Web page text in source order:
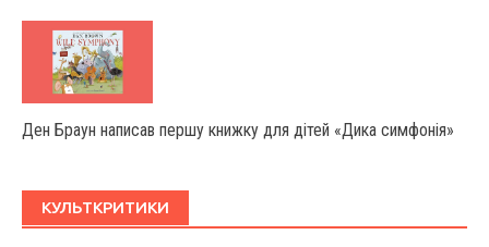
Ден Браун написав першу книжку для дітей «Дика симфонія»
КУЛЬТКРИТИКИ